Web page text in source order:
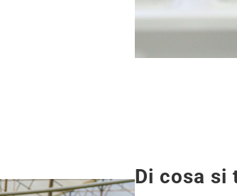
Di cosa si